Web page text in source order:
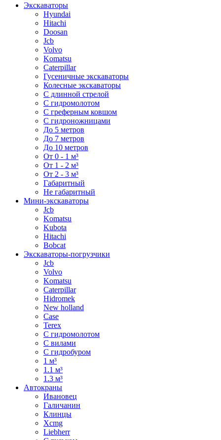
Экскаваторы
Hyundai
Hitachi
Doosan
Jcb
Volvo
Komatsu
Caterpillar
Гусеничные экскаваторы
Колесные экскаваторы
С длинной стрелой
С гидромолотом
С греферным ковшом
С гидроножницами
До 5 метров
До 7 метров
До 10 метров
От 0 - 1 м³
От 1 - 2 м³
От 2 - 3 м³
Габаритный
Не габаритный
Мини-экскаваторы
Jcb
Komatsu
Kubota
Hitachi
Bobcat
Экскаваторы-погрузчики
Jcb
Volvo
Komatsu
Caterpillar
Hidromek
New holland
Case
Terex
С гидромолотом
С вилами
С гидробуром
1 м³
1.1 м³
1.3 м³
Автокраны
Ивановец
Галичанин
Клинцы
Xcmg
Liebherr